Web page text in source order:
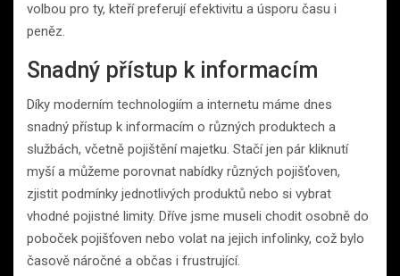
volbou pro ty, kteří preferují efektivitu a úsporu času i
peněz.
Snadný přístup k informacím
Díky moderním technologiím a internetu máme dnes
snadný přístup k informacím o různých produktech a
službách, včetně pojištění majetku. Stačí jen pár kliknutí
myší a můžeme porovnat nabídky různých pojišťoven,
zjistit podmínky jednotlivých produktů nebo si vybrat
vhodné pojistné limity. Dříve jsme museli chodit osobně do
poboček pojišťoven nebo volat na jejich infolinky, což bylo
časově náročné a občas i frustrující.